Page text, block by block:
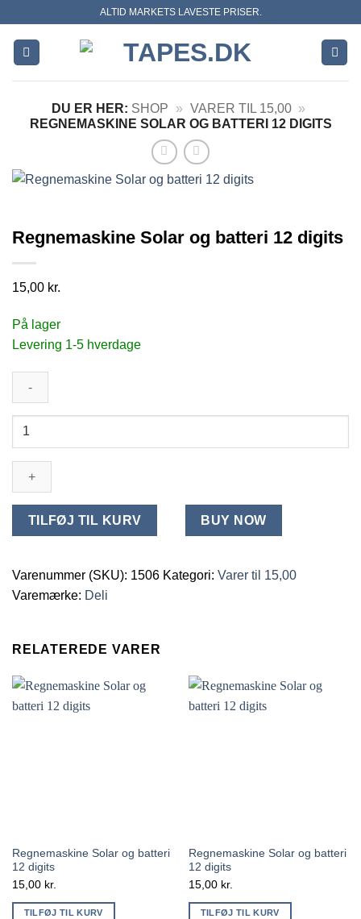
content
ALTID MARKETS LAVESTE PRISER.
DU ER HER: SHOP » VARER TIL 15,00 »
REGNEMASKINE SOLAR OG BATTERI 12 DIGITS
Regnemaskine Solar og batteri 12 digits
15,00 kr.
På lager
Levering 1-5 hverdage
Regnemaskine
og
batteri
digits
antal
TILFØJ TIL KURV BUY NOW
Varenummer (SKU): 1506 Kategori: Varer til 15,00
Varemærke: Deli
RELATEREDE VARER
Regnemaskine Solar og batteri
12 digits
15,00 kr.
TILFØJ TIL KURV
Regnemaskine Solar og batteri
12 digits
15,00 kr.
TILFØJ TIL KURV